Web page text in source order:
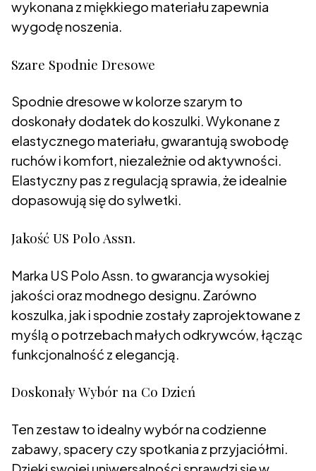
wykonana z miękkiego materiału zapewnia
wygodę noszenia.
Szare Spodnie Dresowe
Spodnie dresowe w kolorze szarym to
doskonały dodatek do koszulki. Wykonane z
elastycznego materiału, gwarantują swobodę
ruchów i komfort, niezależnie od aktywności.
Elastyczny pas z regulacją sprawia, że idealnie
dopasowują się do sylwetki.
Jakość US Polo Assn.
Marka US Polo Assn. to gwarancja wysokiej
jakości oraz modnego designu. Zarówno
koszulka, jak i spodnie zostały zaprojektowane z
myślą o potrzebach małych odkrywców, łącząc
funkcjonalność z elegancją.
Doskonały Wybór na Co Dzień
Ten zestaw to idealny wybór na codzienne
zabawy, spacery czy spotkania z przyjaciółmi.